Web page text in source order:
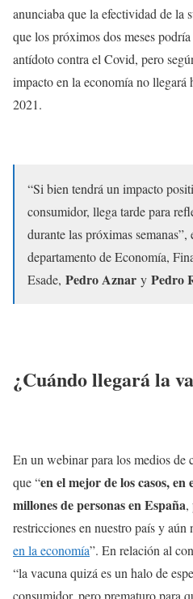
anunciaba que la efectividad de la
que los próximos dos meses
antídoto contra el Covid, pero
impacto en la economía no llegará
2021.
“Si bien tendrá un impacto
consumidor, llega tarde para
durante las próximas
departamento de Economía,
Esade, Pedro Aznar y Pedro
¿Cuándo llegará la
En un webinar para los medios
que “en el mejor de los casos,
millones de personas en España,
restricciones en nuestro país y aún
en la economía”. En relación al
“la vacuna quizá es un halo de
consumidor, pero prematuro para